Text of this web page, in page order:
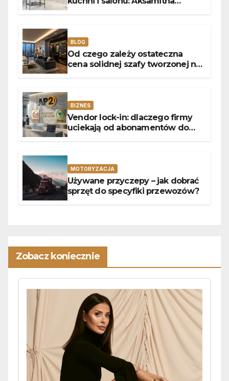
BLOG
Od czego zależy ostateczna
cena solidnej szafy tworzonej na
BIZNES
Vendor lock-in: dlaczego firmy
uciekają od abonamentów do
MOTORYZACJA
Używane przyczepy – jak dobrać
sprzęt do specyfiki przewozów?
Zobacz koniecznie